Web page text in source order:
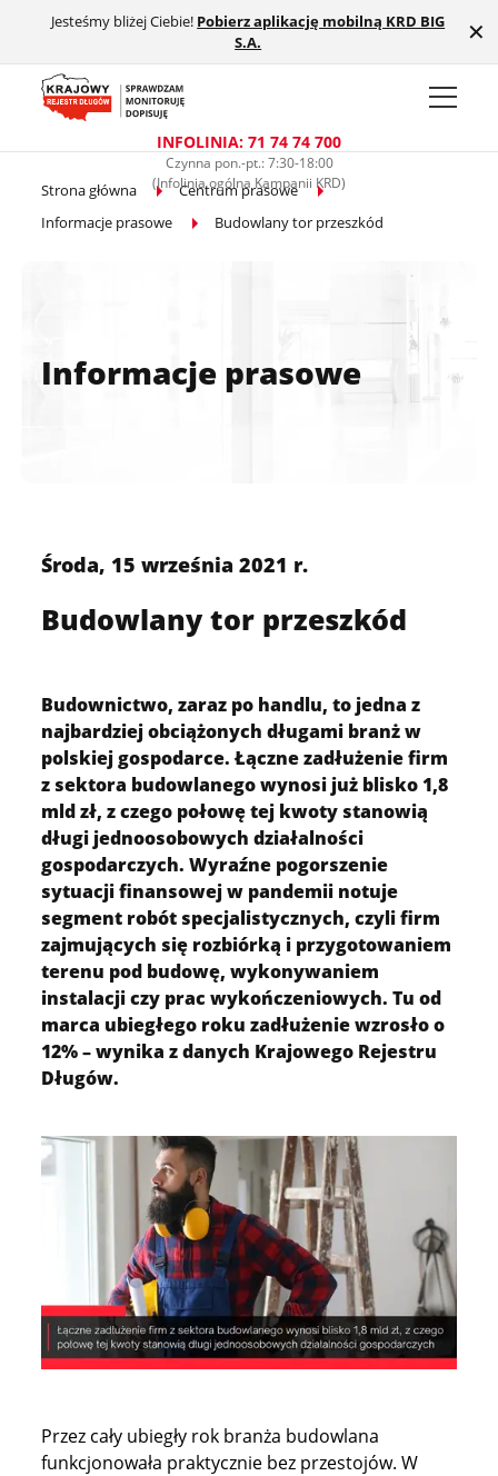
Przejdź do treści głównej
Jesteśmy bliżej Ciebie! Pobierz aplikację mobilną KRD BIG
S.A.
✕
INFOLINIA: 71 74 74 700
Czynna pon.-pt.: 7:30-18:00
(Infolinia ogólna Kampanii KRD)
Strona główna
Centrum prasowe
Informacje prasowe
Budowlany tor przeszkód
Informacje prasowe
Środa, 15 września 2021 r.
Budowlany tor przeszkód
Budownictwo, zaraz po handlu, to jedna z
najbardziej obciążonych długami branż w
polskiej gospodarce. Łączne zadłużenie firm
z sektora budowlanego wynosi już blisko 1,8
mld zł, z czego połowę tej kwoty stanowią
długi jednoosobowych działalności
gospodarczych. Wyraźne pogorszenie
sytuacji finansowej w pandemii notuje
segment robót specjalistycznych, czyli firm
zajmujących się rozbiórką i przygotowaniem
terenu pod budowę, wykonywaniem
instalacji czy prac wykończeniowych. Tu od
marca ubiegłego roku zadłużenie wzrosło o
12% – wynika z danych Krajowego Rejestru
Długów.
Przez cały ubiegły rok branża budowlana
funkcjonowała praktycznie bez przestojów. W